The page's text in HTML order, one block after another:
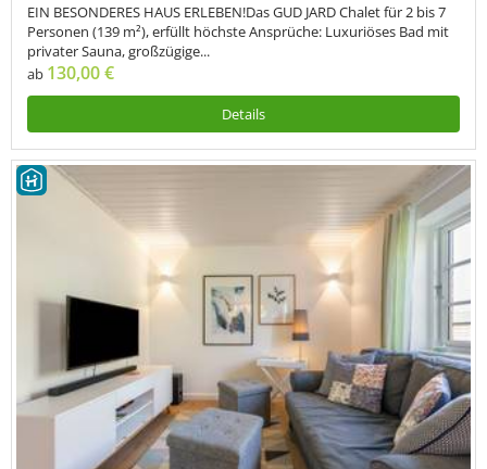
EIN BESONDERES HAUS ERLEBEN!Das GUD JARD Chalet für 2 bis 7
Personen (139 m²), erfüllt höchste Ansprüche: Luxuriöses Bad mit
privater Sauna, großzügige...
ab 130,00 €
Details